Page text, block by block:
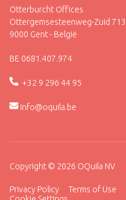
Otterburcht Offices
Ottergemsesteenweg-Zuid 713
9000 Gent - België
BE 0681.407.974
+32 9 296 44 95
info@oquila.be
Copyright © 2026 OQuila NV
Privacy Policy Terms of Use